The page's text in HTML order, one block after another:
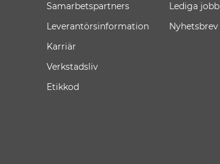
Samarbetspartners
Leverantörsinformation
Karriär
Verkstadsliv
Etikkod
Lediga jobb
Nyhetsbrev